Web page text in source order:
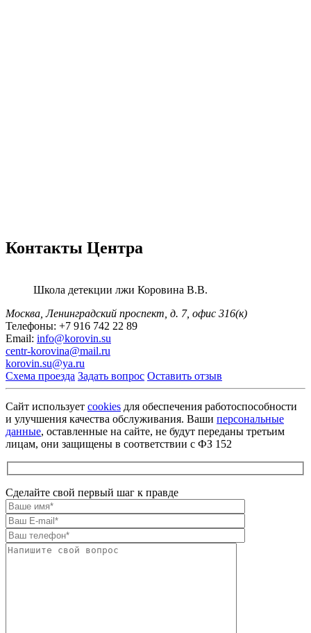
Контакты Центра
Школа детекции лжи Коровина В.В.
Москва, Ленинградский проспект, д. 7, офис 316(к)
Телефоны: +7 916 742 22 89
Email: info@korovin.su
centr-korovina@mail.ru
korovin.su@ya.ru
Схема проезда Задать вопрос Оставить отзыв
Сайт использует cookies для обеспечения работоспособности
и улучшения качества обслуживания. Ваши персональные
данные, оставленные на сайте, не будут переданы третьим
лицам, они защищены в соответствии с ФЗ 152
Сделайте свой первый шаг к правде